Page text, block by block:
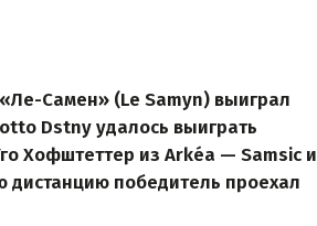
Самен» (Le Samyn) выиграл
Dstny удалось выиграть
Хофштеттер из Arkéa — Samsic и
победитель проехал